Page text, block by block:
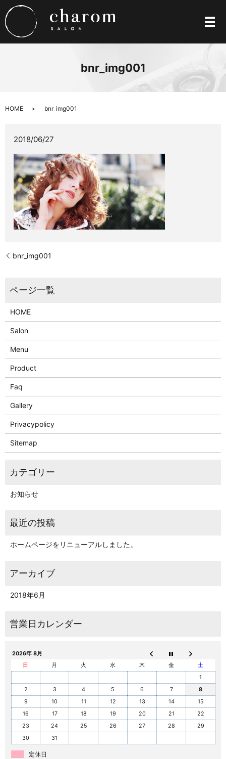
メ
bnr_img001
HOME bnr_img001
2018/06/27
bnr_img001
HOME
Salon
Menu
Product
Faq
Gallery
Privacypolicy
Sitemap
お知らせ
ホームページをリニューアルしました。
2018年6月
2026年 8月
日
月 火 水 木 金
土
1
2
3 4 5 6 7
8
9
10 11 12 13 14
15
16
17 18 19 20 21
22
23
24 25 26 27 28
29
30
31
定休日